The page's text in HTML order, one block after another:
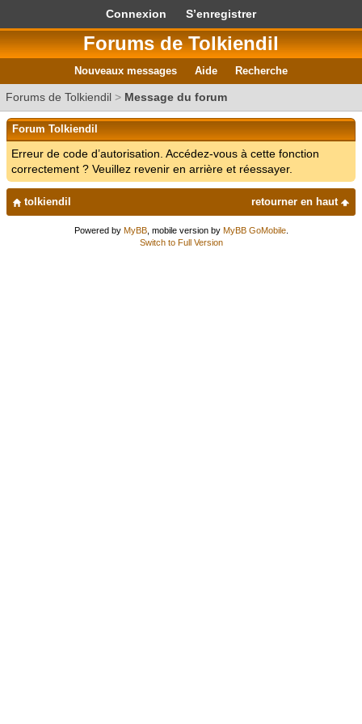
Connexion S’enregistrer
Forums de Tolkiendil
Nouveaux messages Aide Recherche
Forums de Tolkiendil > Message du forum
Forum Tolkiendil
Erreur de code d’autorisation. Accédez-vous à cette fonction
correctement ? Veuillez revenir en arrière et réessayer.
retourner en haut
tolkiendil
Powered by MyBB, mobile version by MyBB GoMobile.
Switch to Full Version